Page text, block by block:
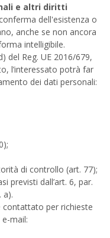
e altri diritti
dell'esistenza o
anche se non ancora
intelligibile.
del Reg. UE 2016/679,
l’interessato potrà far
dei dati personali:
di controllo (art. 77);
previsti dall’art. 6, par.
a).
per richieste
mail: